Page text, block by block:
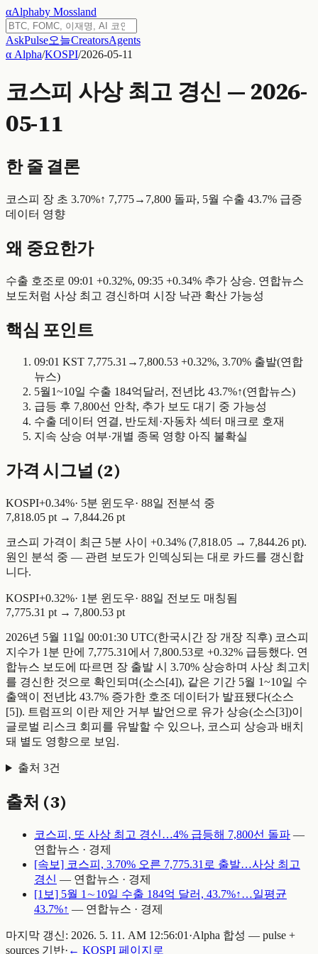
αAlphaby Mossland
AskPulse오늘CreatorsAgents
α Alpha/KOSPI/2026-05-11
코스피 사상 최고 경신 — 2026-
05-11
한 줄 결론
코스피 장 초 3.70%↑ 7,775→7,800 돌파, 5월 수출 43.7% 급증
데이터 영향
왜 중요한가
수출 호조로 09:01 +0.32%, 09:35 +0.34% 추가 상승. 연합뉴스
보도처럼 사상 최고 경신하며 시장 낙관 확산 가능성
핵심 포인트
09:01 KST 7,775.31→7,800.53 +0.32%, 3.70% 출발(연합
뉴스)
5월1~10일 수출 184억달러, 전년比 43.7%↑(연합뉴스)
급등 후 7,800선 안착, 추가 보도 대기 중 가능성
수출 데이터 연결, 반도체·자동차 섹터 매크로 호재
지속 상승 여부·개별 종목 영향 아직 불확실
가격 시그널 (2)
KOSPI+0.34%· 5분 윈도우· 88일 전 분석 중
7,818.05 pt → 7,844.26 pt
코스피 가격이 최근 5분 사이 +0.34% (7,818.05 → 7,844.26 pt).
원인 분석 중 — 관련 보도가 인덱싱되는 대로 카드를 갱신합
니다.
KOSPI+0.32%· 1 분 윈도우· 88일 전 보도 매칭됨
7,775.31 pt → 7,800.53 pt
2026년 5월 11일 00:01:30 UTC(한국시간 장 개장 직후) 코스피
지수가 1분 만에 7,775.31에서 7,800.53로 +0.32% 급등했다. 연
합뉴스 보도에 따르면 장 출발 시 3.70% 상승하며 사상 최고치
를 경신한 것으로 확인되며(소스[4]), 같은 기간 5월 1~10일 수
출액이 전년比 43.7% 증가한 호조 데이터가 발표됐다(소스
[5]). 트럼프의 이란 제안 거부 발언으로 유가 상승(소스[3])이
글로벌 리스크 회피를 유발할 수 있으나, 코스피 상승과 배치
돼 별도 영향으로 보임.
출처 3건
출처 (3)
코스피, 또 사상 최고 경신…4% 급등해 7,800선 돌파 —
연합뉴스 · 경제
[속보] 코스피, 3.70% 오른 7,775.31로 출발…사상 최고
경신 — 연합뉴스 · 경제
[1보] 5월 1∼10일 수출 184억 달러, 43.7%↑…일평균
43.7%↑ — 연합뉴스 · 경제
마지막 갱신: 2026. 5. 11. AM 12:56:01 ·Alpha 합성 — pulse +
sources 기반· ← KOSPI 페이지로